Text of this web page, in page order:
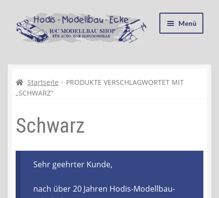
Zur
Navigation
springen
Zum
Inhalt
springen
Menü
Kasse
Recycling, Entsorgung und Umwelt
Shop
Warenkorb
Startseite
PRODUKTE VERSCHLAGWORTET MIT
„SCHWARZ“
Schwarz
Sehr geehrter Kunde,
nach über 20 Jahren Hodis-Modellbau-